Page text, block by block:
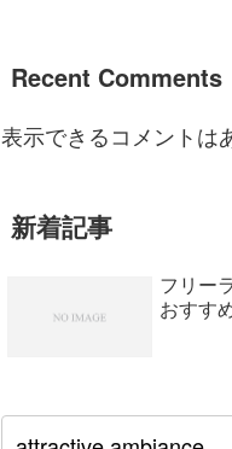
Recent Comments
表示できるコメントは
新着記事
フリー
おすす